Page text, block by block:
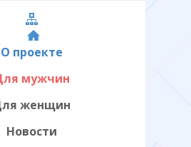
О проекте
мужчин
женщин
Новости